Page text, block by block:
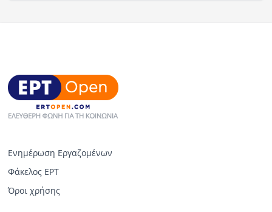
Ενημέρωση Εργαζομένων
Φάκελος ΕΡΤ
Όροι χρήσης